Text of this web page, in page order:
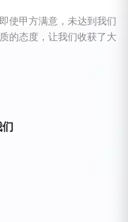
使甲方满意，未达到我们
的态度，让我们收获了大